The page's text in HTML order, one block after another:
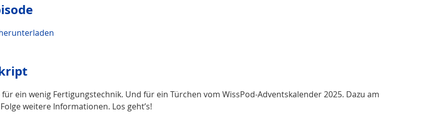
für ein wenig Fertigungstechnik. Und für ein Türchen vom WissPod-Adventskalender 2025. Dazu am
weitere Informationen. Los geht’s!